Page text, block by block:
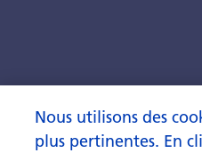
Nous utilisons des
plus pertinentes. En